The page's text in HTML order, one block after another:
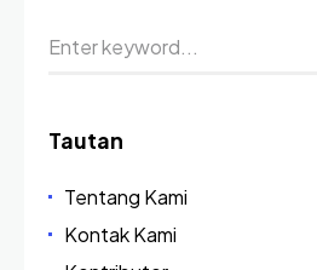
Tautan
Tentang Kami
Kontak Kami